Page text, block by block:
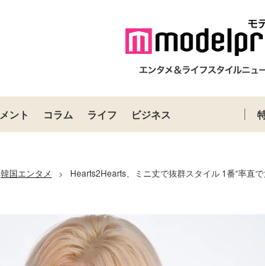
ント コラム ライフ ビジネス
韓国エンタメ >
Hearts2Hearts、ミニ丈で抜群スタイル 1番“率直